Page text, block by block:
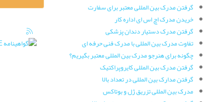
گرفتن مدرک بین المللی معتبر برای سفارت
خریدن مدرک اچ اس ای اداره کار
گرفتن مدرک دستیار دندان پزشکی
تفاوت مدرک بین المللی با مدرک فنی حرفه ای
چگونه برای هنرجو مدرک بین المللی معتبر بگیریم؟
گرفتن مدرک بین المللی کایروپراکتیک
گرفتن مدارک بین المللی در تعداد بالا
مدرک بین المللی تزریق ژل و بوتاکس